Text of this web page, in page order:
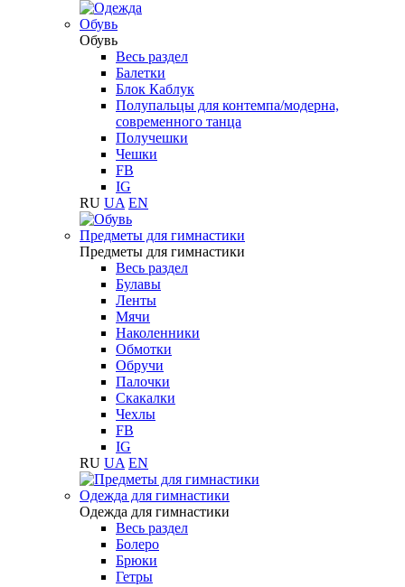
Обувь
Обувь
Весь раздел
Балетки
Блок Каблук
Полупальцы для контемпа/модерна,
современного танца
Получешки
Чешки
FB
IG
RU UA EN
Предметы для гимнастики
Предметы для гимнастики
Весь раздел
Булавы
Ленты
Мячи
Наколенники
Обмотки
Обручи
Палочки
Скакалки
Чехлы
FB
IG
RU UA EN
Одежда для гимнастики
Одежда для гимнастики
Весь раздел
Болеро
Брюки
Гетры